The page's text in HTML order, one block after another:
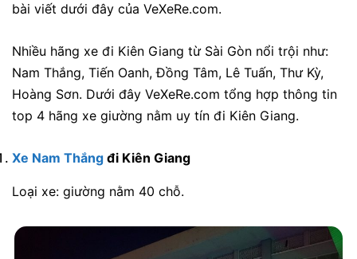
bài viết dưới đây của VeXeRe.com.
Nhiều hãng xe đi Kiên Giang từ Sài Gòn nổi trội như:
Nam Thắng, Tiến Oanh, Đồng Tâm, Lê Tuấn, Thư Kỳ,
Hoàng Sơn. Dưới đây VeXeRe.com tổng hợp thông tin
top 4 hãng xe giường nằm uy tín đi Kiên Giang.
Xe Nam Thắng đi Kiên Giang
Loại xe: giường nằm 40 chỗ.